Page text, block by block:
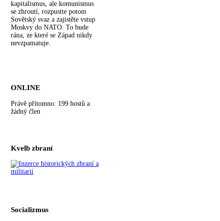
kapitalismus, ale komunismus
se zhroutí, rozpustte potom
Sovětský svaz a zajistěte vstup
Moskvy do NATO. To bude
rána, ze které se Západ nikdy
nevzpamatuje.
ONLINE
Právě přítomno: 199 hostů a
žádný člen
Kvelb zbraní
Socializmus